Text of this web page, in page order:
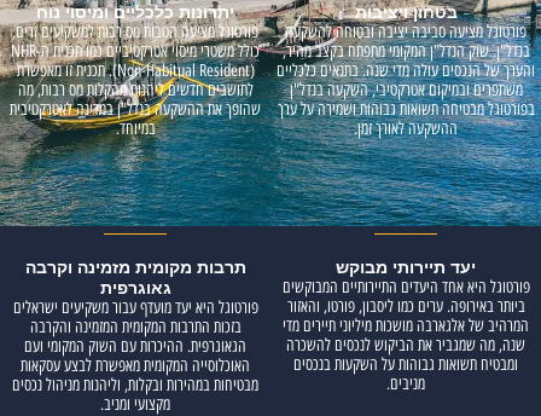
בטחון ויציבות
פורטוגל מציעה סביבה יציבה ובטוחה להשקעה
בנדל"ן. שוק הנדל"ן המקומי מתפתח בקצב מהיר,
והערך של הנכסים עולה מדי שנה. בתנאים כלכליים
משתפרים ובמיקום אטרקטיבי, השקעה בנדל"ן
בפורטוגל מבטיחה תשואות גבוהות ושמירה על ערך
ההשקעה לאורך זמן.
יתרונות כלכליים ומיסוי נוח
פורטוגל מציעה הטבות מס רבות למשקיעים זרים,
כולל משטרי מיסוי אטרקטיביים כמו תכנית ה-NHR
(Non-Habitual Resident). תכנית זו מאפשרת
לתושבים חדשים ליהנות מהקלות מס רבות, מה
שהופך את ההשקעה בנדל"ן במדינה לאטרקטיבית
במיוחד.
יעד תיירותי מבוקש
פורטוגל היא אחד היעדים התיירותיים המבוקשים
ביותר באירופה. ערים כמו ליסבון, פורטו, והאזור
המרהיב של אלגארבה מושכות מיליוני תיירים מדי
שנה, מה שמגביר את הביקוש לנכסים להשכרה
ומבטיח תשואות גבוהות על השקעות בנכסים
מניבים.
תרבות מקומית מזמינה וקרבה
גאוגרפית
פורטוגל היא יעד מועדף עבור משקיעים ישראלים
בזכות התרבות המקומית המזמינה והקרבה
הגאוגרפית. ההיכרות עם השוק המקומי ועם
האוכלוסייה המקומית מאפשרת לבצע עסקאות
מבטיחות במהירות ובקלות, וליהנות מניהול נכסים
מקצועי ומניב.